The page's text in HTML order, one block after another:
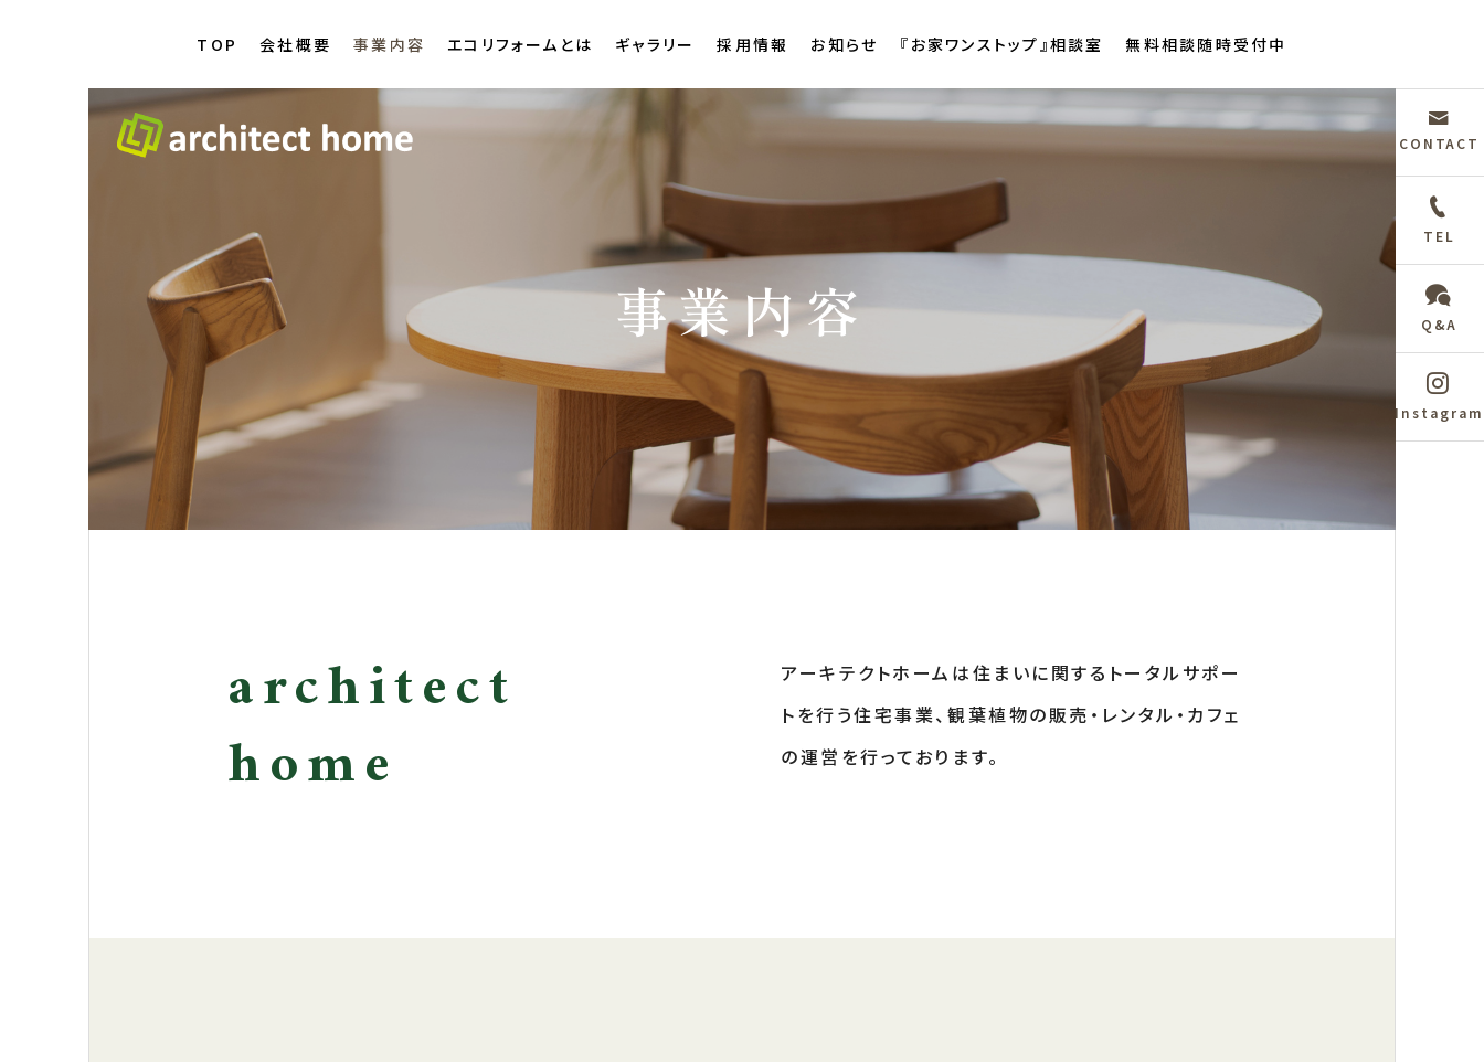
TOP 会社概要 事業内容 エコリフォームとは ギャラリー 採用情報 お知らせ 『お家ワンストップ』相談室 無料相談随時受付中
CONTACT
TEL
Q&A
Instagram
事業内容
architect
home
アーキテクトホームは住まいに関するトータルサポー
トを行う住宅事業、観葉植物の販売・レンタル・カフェ
の運営を行っております。